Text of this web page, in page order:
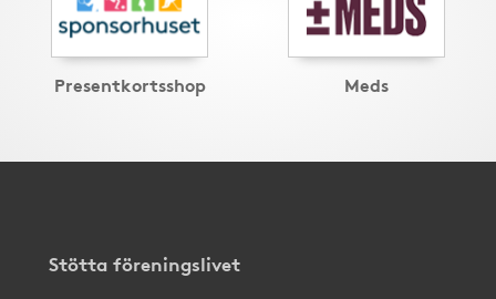
Presentkortsshop Meds
Stötta föreningslivet